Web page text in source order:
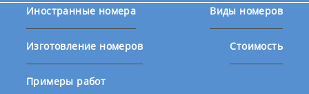
Иностранные номера Виды номеров
Изготовление номеров Стоимость
Примеры работ